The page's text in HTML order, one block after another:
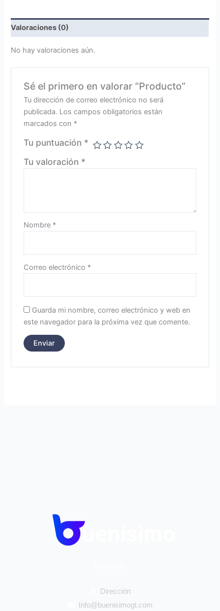
Valoraciones (0)
No hay valoraciones aún.
Sé el primero en valorar “Producto”
Tu dirección de correo electrónico no será
publicada. Los campos obligatorios están
marcados con *
Tu puntuación *
Tu valoración *
Nombre *
Correo electrónico *
Guarda mi nombre, correo electrónico y web en
este navegador para la próxima vez que comente.
Dirección
Info@buenisimogt.com